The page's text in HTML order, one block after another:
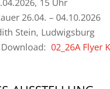
26.04. – 04.10.2026
Stein, Ludwigsburg
02_26A Flyer